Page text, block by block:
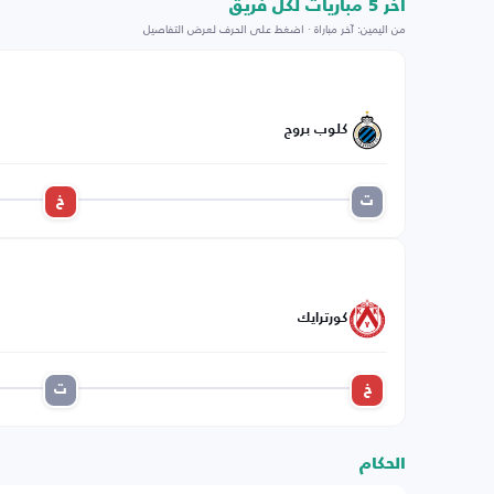
اخر 5 مباريات لكل فريق
من اليمين: آخر مباراة · اضغط على الحرف لعرض التفاصيل
كلوب بروج
ت خ
كورترايك
خ ت
الحكام